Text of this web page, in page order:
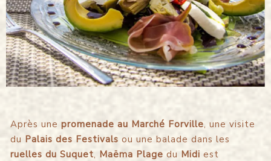
Après une promenade au Marché Forville, une visite
du Palais des Festivals ou une balade dans les
ruelles du Suquet, Maëma Plage du Midi est